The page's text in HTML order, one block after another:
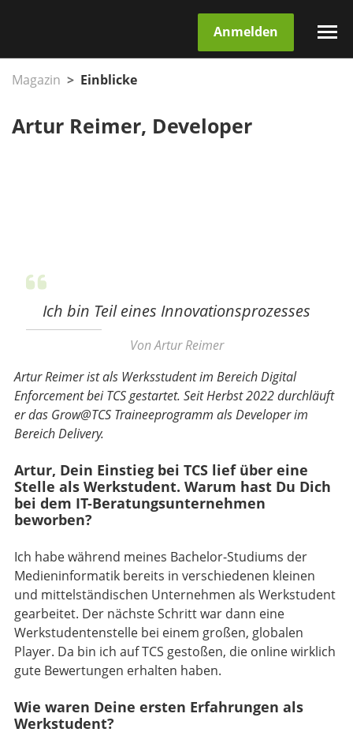
Anmelden
Magazin Einblicke
Artur Reimer, Developer
Ich bin Teil eines Innovationsprozesses
Von Artur Reimer
Artur Reimer ist als Werksstudent im Bereich Digital
Enforcement bei TCS gestartet. Seit Herbst 2022 durchläuft
er das Grow@TCS Traineeprogramm als Developer im
Bereich Delivery.
Artur, Dein Einstieg bei TCS lief über eine
Stelle als Werkstudent. Warum hast Du Dich
bei dem IT-Beratungsunternehmen
beworben?
Ich habe während meines Bachelor-Studiums der
Medieninformatik bereits in verschiedenen kleinen
und mittelständischen Unternehmen als Werkstudent
gearbeitet. Der nächste Schritt war dann eine
Werkstudentenstelle bei einem großen, globalen
Player. Da bin ich auf TCS gestoßen, die online wirklich
gute Bewertungen erhalten haben.
Wie waren Deine ersten Erfahrungen als
Werkstudent?